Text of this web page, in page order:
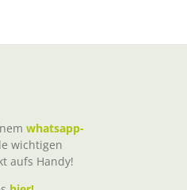
whatsapp-
wichtigen
aufs Handy!